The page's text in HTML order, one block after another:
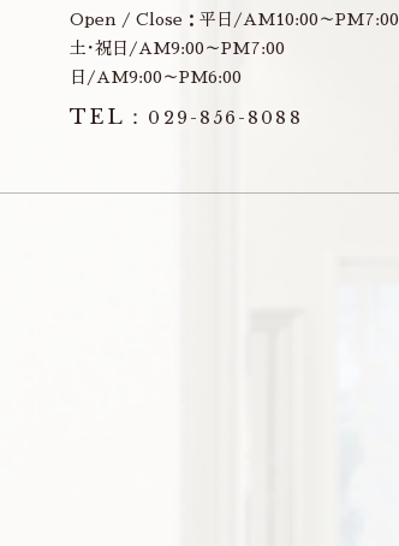
Open / Close：平日/AM10:00～PM7:00
土･祝日/AM9:00～PM7:00
日/AM9:00～PM6:00
TEL： 029-856-8088